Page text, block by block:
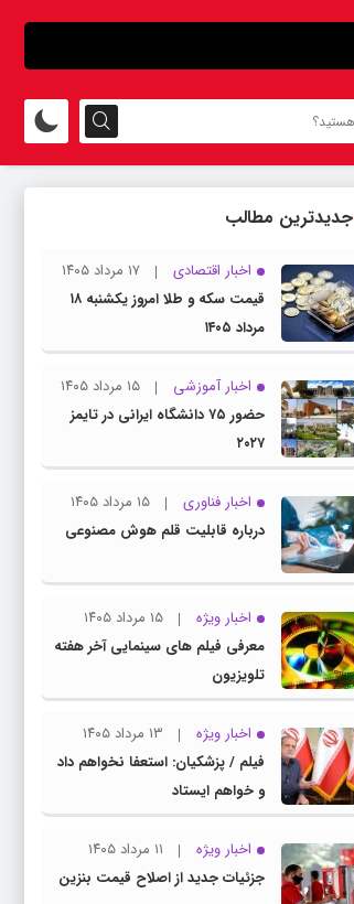
جدیدترین مطالب
اخبار اقتصادی
۱۷ مرداد ۱۴۰۵
قیمت سکه و طلا امروز یکشنبه ۱۸
مرداد ۱۴۰۵
اخبار آموزشی
۱۵ مرداد ۱۴۰۵
حضور ۷۵ دانشگاه ایرانی در تایمز
۲۰۲۷
اخبار فناوری
۱۵ مرداد ۱۴۰۵
درباره قابلیت قلم هوش مصنوعی
اخبار ویژه
۱۵ مرداد ۱۴۰۵
معرفی فیلم های سینمایی آخر هفته
تلویزیون
اخبار ویژه
۱۳ مرداد ۱۴۰۵
فیلم / پزشکیان: استعفا نخواهم داد
و خواهم ایستاد
اخبار ویژه
۱۱ مرداد ۱۴۰۵
جزئیات جدید از اصلاح قیمت بنزین